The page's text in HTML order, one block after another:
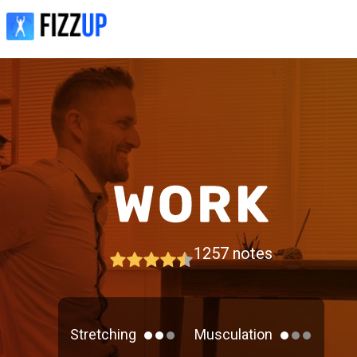
1257 notes
Stretching Musculation